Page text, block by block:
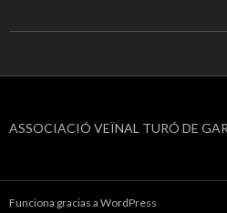
ASSOCIACIÓ VEÏNAL TURÓ DE
Funciona gracias a WordPress